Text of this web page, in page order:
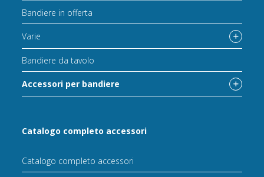
Bandiere in offerta
Varie
Bandiere da tavolo
Accessori per bandiere
Catalogo completo accessori
Catalogo completo accessori